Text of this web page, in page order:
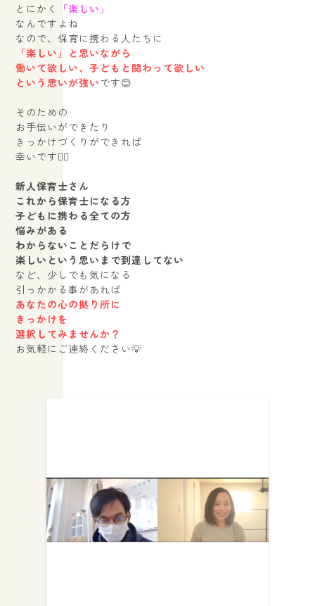
とにかく
「楽しい」
なんですよね
なので、保育に携わる人たちに
「楽しい」と思いながら
働いて欲しい、子どもと関わって欲しい
という思いが強いです😊
そのための
お手伝いができたり
きっかけづくりができれば
幸いです🙇‍♀️
新人保育士さん
これから保育士になる方
子どもに携わる全ての方
悩みがある
わからないことだらけで
楽しいという思いまで到達してない
など、少しでも気になる
引っかかる事があれば
あなたの心の拠り所に
きっかけを
選択してみませんか？
お気軽にご連絡ください💡